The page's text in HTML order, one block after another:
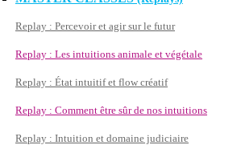
Replay : Percevoir et agir sur le futur
Replay : Les intuitions animale et végétale
Replay : État intuitif et flow créatif
Replay : Comment être sûr de nos intuitions
Replay : Intuition et domaine judiciaire